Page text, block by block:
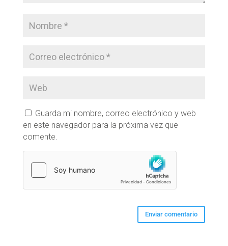
Guarda mi nombre, correo electrónico y web
en este navegador para la próxima vez que
comente.